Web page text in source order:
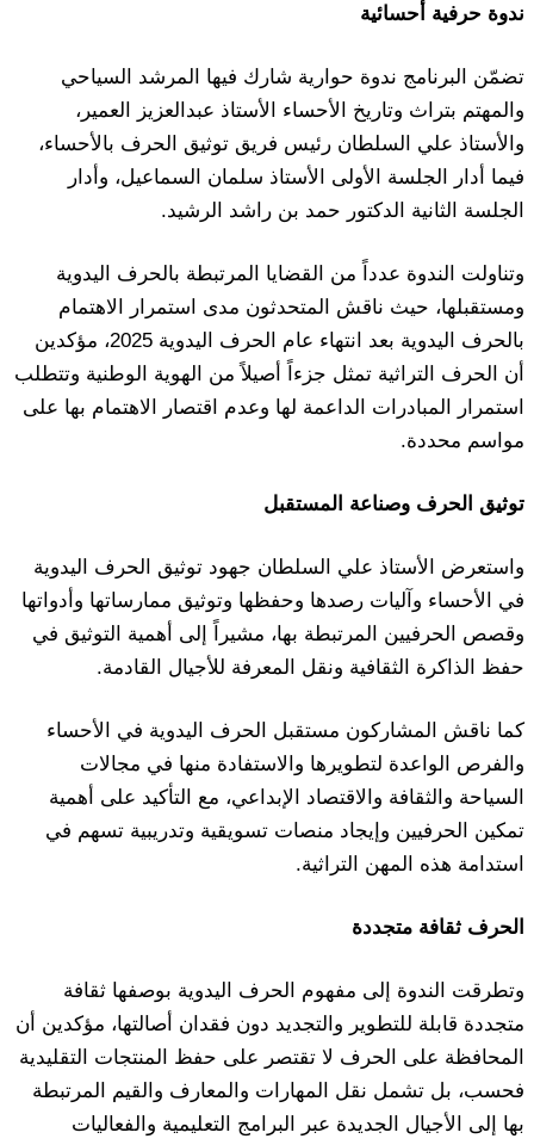
ندوة حرفية أحسائية
تضمّن البرنامج ندوة حوارية شارك فيها المرشد السياحي
والمهتم بتراث وتاريخ الأحساء الأستاذ عبدالعزيز العمير،
والأستاذ علي السلطان رئيس فريق توثيق الحرف بالأحساء،
فيما أدار الجلسة الأولى الأستاذ سلمان السماعيل، وأدار
الجلسة الثانية الدكتور حمد بن راشد الرشيد.
وتناولت الندوة عدداً من القضايا المرتبطة بالحرف اليدوية
ومستقبلها، حيث ناقش المتحدثون مدى استمرار الاهتمام
بالحرف اليدوية بعد انتهاء عام الحرف اليدوية 2025، مؤكدين
أن الحرف التراثية تمثل جزءاً أصيلاً من الهوية الوطنية وتتطلب
استمرار المبادرات الداعمة لها وعدم اقتصار الاهتمام بها على
مواسم محددة.
توثيق الحرف وصناعة المستقبل
واستعرض الأستاذ علي السلطان جهود توثيق الحرف اليدوية
في الأحساء وآليات رصدها وحفظها وتوثيق ممارساتها وأدواتها
وقصص الحرفيين المرتبطة بها، مشيراً إلى أهمية التوثيق في
حفظ الذاكرة الثقافية ونقل المعرفة للأجيال القادمة.
كما ناقش المشاركون مستقبل الحرف اليدوية في الأحساء
والفرص الواعدة لتطويرها والاستفادة منها في مجالات
السياحة والثقافة والاقتصاد الإبداعي، مع التأكيد على أهمية
تمكين الحرفيين وإيجاد منصات تسويقية وتدريبية تسهم في
استدامة هذه المهن التراثية.
الحرف ثقافة متجددة
وتطرقت الندوة إلى مفهوم الحرف اليدوية بوصفها ثقافة
متجددة قابلة للتطوير والتجديد دون فقدان أصالتها، مؤكدين أن
المحافظة على الحرف لا تقتصر على حفظ المنتجات التقليدية
فحسب، بل تشمل نقل المهارات والمعارف والقيم المرتبطة
بها إلى الأجيال الجديدة عبر البرامج التعليمية والفعاليات